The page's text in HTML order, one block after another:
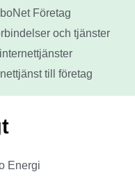
Företag
och tjänster
till företag
Energi